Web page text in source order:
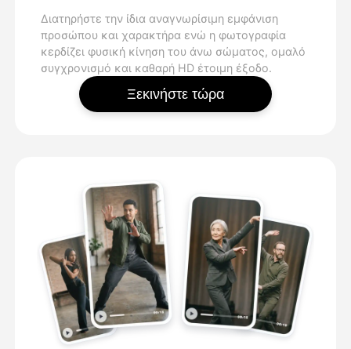
Διατηρήστε την ίδια αναγνωρίσιμη εμφάνιση
προσώπου και χαρακτήρα ενώ η φωτογραφία
κερδίζει φυσική κίνηση του άνω σώματος, ομαλό
συγχρονισμό και καθαρή HD έτοιμη έξοδο.
Ξεκινήστε τώρα